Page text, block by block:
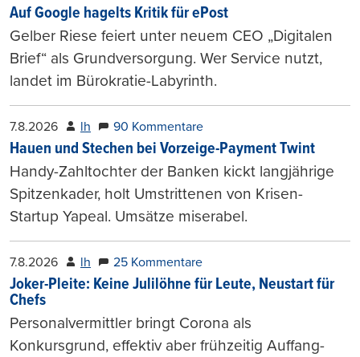
Auf Google hagelts Kritik für ePost
Gelber Riese feiert unter neuem CEO „Digitalen
Brief“ als Grundversorgung. Wer Service nutzt,
landet im Bürokratie-Labyrinth.
7.8.2026 lh 90 Kommentare
Hauen und Stechen bei Vorzeige-Payment Twint
Handy-Zahltochter der Banken kickt langjährige
Spitzenkader, holt Umstrittenen von Krisen-
Startup Yapeal. Umsätze miserabel.
7.8.2026 lh 25 Kommentare
Joker-Pleite: Keine Julilöhne für Leute, Neustart für
Chefs
Personalvermittler bringt Corona als
Konkursgrund, effektiv aber frühzeitig Auffang-